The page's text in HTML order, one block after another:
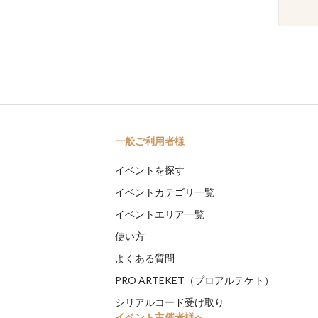
一般ご利用者様
イベントを探す
イベントカテゴリ一覧
イベントエリア一覧
使い方
よくある質問
PRO ARTEKET（プロアルテケト）
シリアルコード受け取り